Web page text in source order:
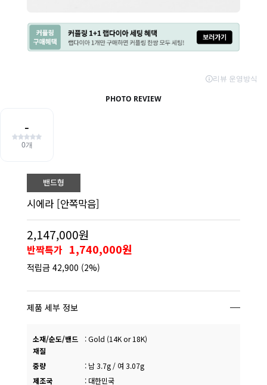
시에라 [안쪽막음]
2,147,000원
반짝특가 1,740,000원
적립금 42,900 (2%)
제품 세부 정보
소재/순도/밴드
재질
:Gold (14K or 18K)
중량 : 남 3.7g / 여 3.07g
제조국
: 대한민국